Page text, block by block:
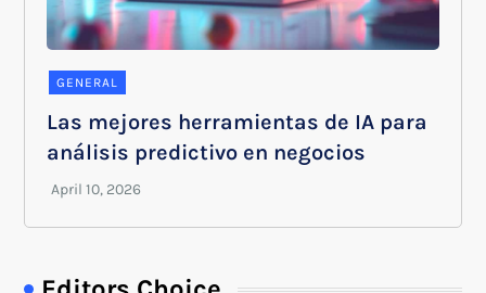
GENERAL
Las mejores herramientas de IA para
análisis predictivo en negocios